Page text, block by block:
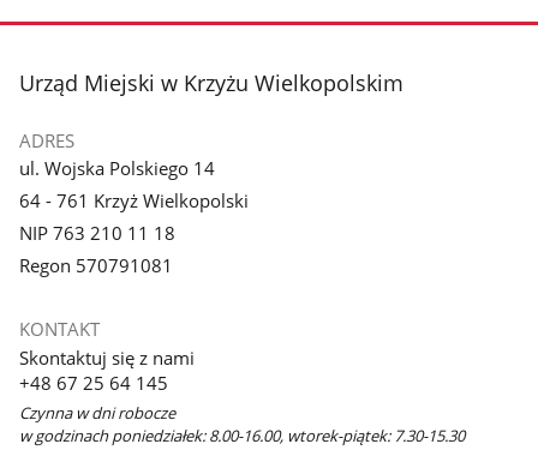
stopka
Urząd Miejski w Krzyżu Wielkopolskim
ADRES
ul. Wojska Polskiego 14
64 - 761 Krzyż Wielkopolski
NIP 763 210 11 18
Regon 570791081
KONTAKT
Skontaktuj się z nami
+48 67 25 64 145
Czynna w dni robocze
w godzinach poniedziałek: 8.00-16.00, wtorek-piątek: 7.30-15.30